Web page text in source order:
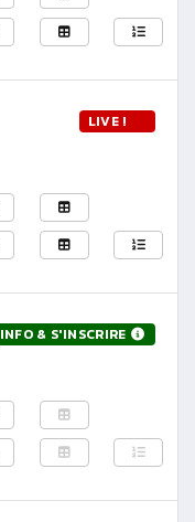
LIVE !
INFO & S'INSCRIRE